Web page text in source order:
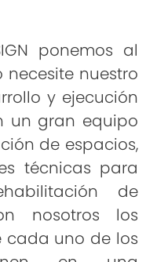
ponemos al
nuestro
y ejecución
un gran equipo
de espacios,
técnicas para
de
nosotros los
cada uno de los